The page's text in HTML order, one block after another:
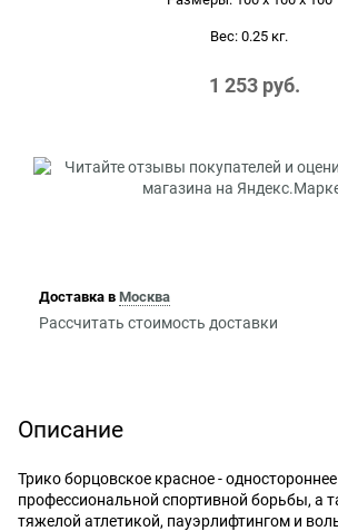
Вес: 0.25 кг.
1 253 руб.
Доставка в Москва
Рассчитать стоимость доставки
Описание
Трико борцовское красное -
профессиональной спортивной борьбы, а
тяжелой атлетикой, пауэрлифтингом и